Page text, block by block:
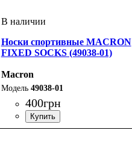
Носки спортивные MACRON
FIXED SOCKS (49038-01)
Macron
49038-01
400грн
Пол: Унисекс
Производитель: Macron
Цвет: Белый